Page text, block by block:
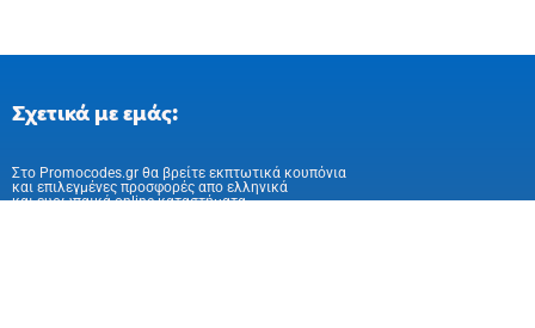
Σχετικά με εμάς:
Στo Promocodes.gr θα βρείτε εκπτωτικά κουπόνια
και επιλεγμένες προσφορές απο ελληνικά
και ευρωπαικά online καταστήματα